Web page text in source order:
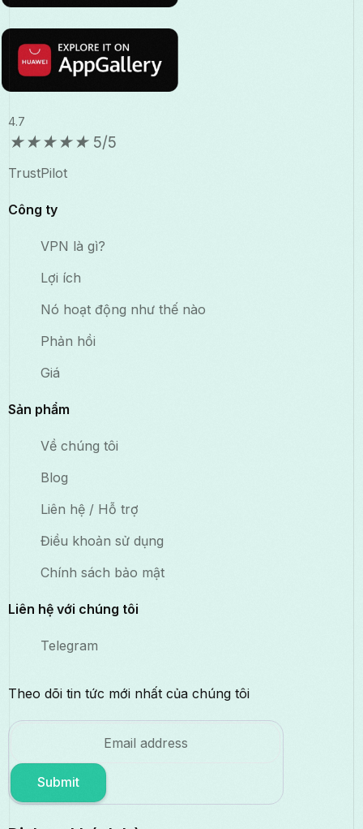
4.7
★★★★★ 5/5
TrustPilot
Công ty
VPN là gì?
Lợi ích
Nó hoạt động như thế nào
Phản hồi
Giá
Sản phẩm
Về chúng tôi
Blog
Liên hệ / Hỗ trợ
Điều khoản sử dụng
Chính sách bảo mật
Liên hệ với chúng tôi
Telegram
Theo dõi tin tức mới nhất của chúng tôi
Submit